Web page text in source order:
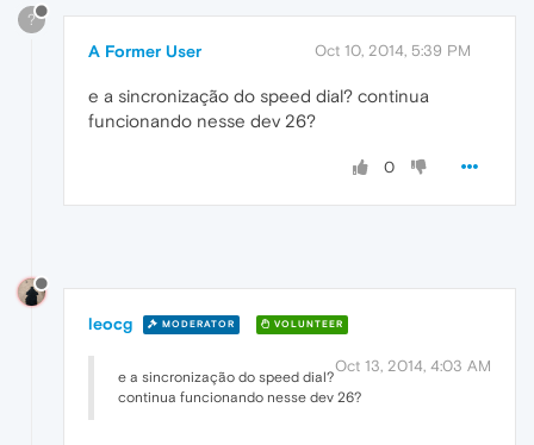
?
A Former User Oct 10, 2014, 5:39 PM
e a sincronização do speed dial? continua
funcionando nesse dev 26?
0
leocg MODERATOR VOLUNTEER
Oct 13, 2014, 4:03 AM
e a sincronização do speed dial?
continua funcionando nesse dev 26?